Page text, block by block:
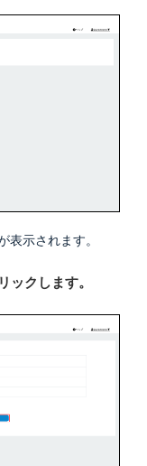
表示されます。
ックします。